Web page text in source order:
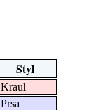
Styl
Kraul
Prsa